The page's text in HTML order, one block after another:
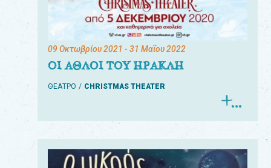
09 Οκτωβρίου 2021 - 31 Μαΐου 2022
ΟΙ ΑΘΛΟΙ ΤΟΥ ΗΡΑΚΛΗ
ΘΕΑΤΡΟ CHRISTMAS THEATER